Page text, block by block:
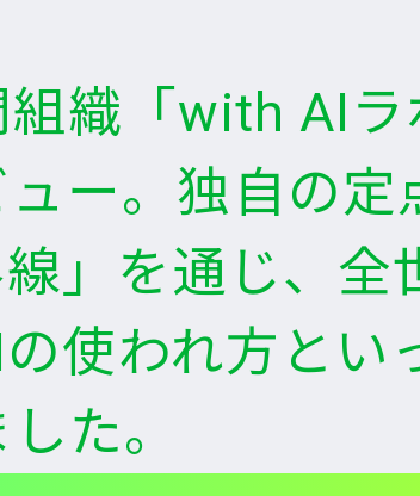
織「with AIラ
ー。独自の定
」を通じ、全
使われ方とい
た。